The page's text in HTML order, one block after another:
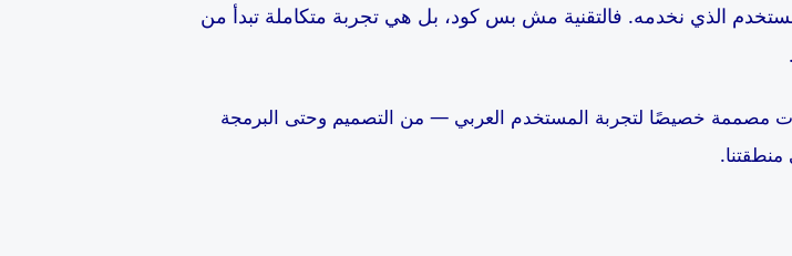
الذي نخدمه. فالتقنية مش بس كود، بل هي تجربة متكاملة تبدأ من
مصممة خصيصًا لتجربة المستخدم العربي — من التصميم وحتى البرمجة